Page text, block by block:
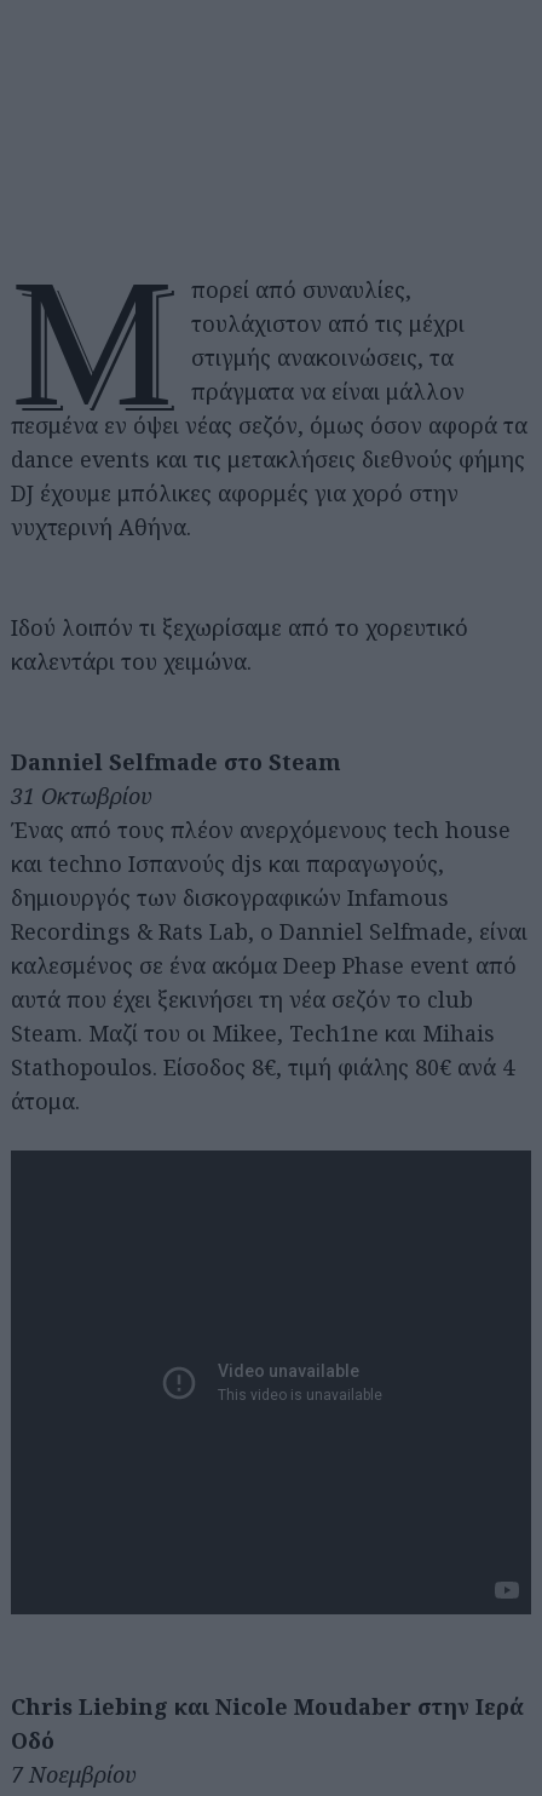
Μ
πορεί από συναυλίες,
τουλάχιστον από τις μέχρι
στιγμής ανακοινώσεις, τα
πράγματα να είναι μάλλον
πεσμένα εν όψει νέας σεζόν, όμως όσον αφορά τα
dance events και τις μετακλήσεις διεθνούς φήμης
DJ έχουμε μπόλικες αφορμές για χορό στην
νυχτερινή Αθήνα.
Ιδού λοιπόν τι ξεχωρίσαμε από το χορευτικό
καλεντάρι του χειμώνα.
Danniel Selfmade στο Steam
31 Οκτωβρίου
Ένας από τους πλέον ανερχόμενους tech house
και techno Ισπανούς djs και παραγωγούς,
δημιουργός των δισκογραφικών Infamous
Recordings & Rats Lab, ο Danniel Selfmade, είναι
καλεσμένος σε ένα ακόμα Deep Phase event από
αυτά που έχει ξεκινήσει τη νέα σεζόν το club
Steam. Μαζί του οι Mikee, Tech1ne και Mihais
Stathopoulos. Είσοδος 8€, τιμή φιάλης 80€ ανά 4
άτομα.
Chris Liebing και Nicole Moudaber στην Ιερά
Οδό
7 Νοεμβρίου